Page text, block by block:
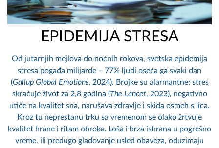
EPIDEMIJA STRESA
Od jutarnjih mejlova do noćnih rokova, svetska epidemija
stresa pogađa milijarde – 77% ljudi oseća ga svaki dan
(Gallup Global Emotions, 2024). Brojke su alarmantne: stres
skraćuje život za 2,8 godina (The Lancet, 2023), negativno
utiče na kvalitet sna, narušava zdravlje i skida osmeh s lica.
Kroz tu neprestanu trku sa vremenom se olako žrtvuje
kvalitet hrane i ritam obroka. Loša i brza ishrana u pogrešno
vreme, ili predugo gladovanje usled obaveza, oduzimaju